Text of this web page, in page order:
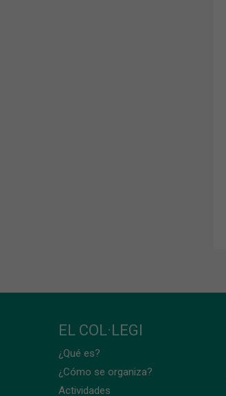
EL COL·LEGI
¿Qué es?
¿Cómo se organiza?
Actividades